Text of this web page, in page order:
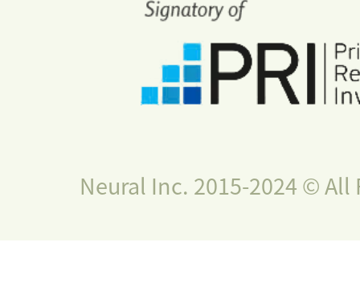
Neural Inc. 2015-2024 © All